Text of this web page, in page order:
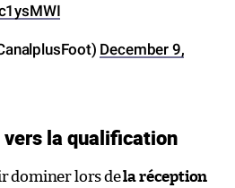
December 9,
la qualification
dominer lors dela réception